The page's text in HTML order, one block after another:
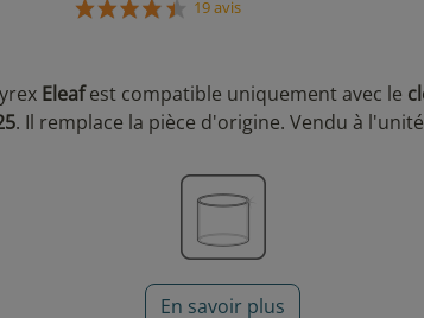
19 avis
Eleafest compatible uniquement avec le
. Il remplace la pièce d'origine. Vendu à
En savoir plus